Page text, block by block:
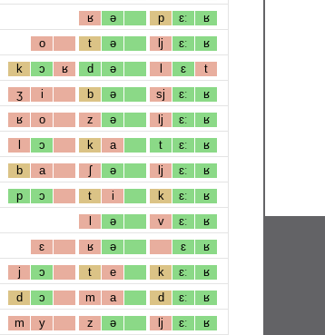
ʁ ə p ɛː ʁ
o t ə lj ɛː ʁ
k ɔ ʁ d ə l ɛ t
ʒ i b ə sj ɛː ʁ
ʁ o z ə lj ɛː ʁ
l ɔ k a t ɛː ʁ
b a ʃ ə lj ɛː ʁ
p ɔ t i k ɛː ʁ
l ə v ɛː ʁ
ɛ ʁ ə ɛ ʁ
j ɔ t e k ɛː ʁ
d ɔ m a d ɛː ʁ
m y z ə lj ɛː ʁ